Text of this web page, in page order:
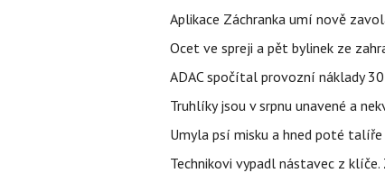
Aplikace Záchranka umí nově
Ocet ve spreji a pět bylinek ze
ADAC spočítal provozní náklady
Truhlíky jsou v srpnu unavené a
Umyla psí misku a hned poté talíře
Technikovi vypadl nástavec z